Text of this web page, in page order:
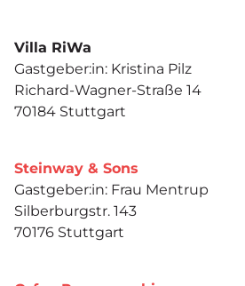
Villa RiWa
Gastgeber:in: Kristina Pilz
Richard-Wagner-Straße 14
70184 Stuttgart
Steinway & Sons
Gastgeber:in: Frau Mentrup
Silberburgstr. 143
70176 Stuttgart